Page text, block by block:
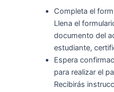
Completa el
Llena el
documento del
estudiante,
Espera
para realizar el
Recibirás